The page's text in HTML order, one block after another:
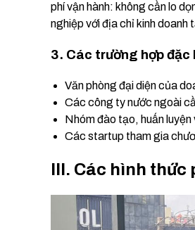
phí vận hành: không cần lo
nghiệp với địa chỉ kinh doanh
3. Các trường hợp đặc
Văn phòng đại diện của
Các công ty nước ngoài
Nhóm đào tạo, huấn
Các startup tham gia
III. Các hình